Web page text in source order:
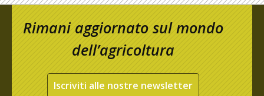
Rimani aggiornato sul mondo
dell’agricoltura
Iscriviti alle nostre newsletter